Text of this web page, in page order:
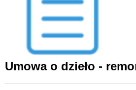
Umowa o dzieło -